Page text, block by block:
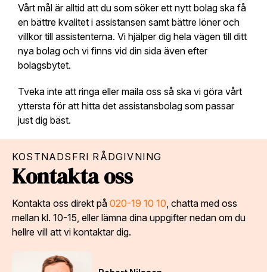
Vårt mål är alltid att du som söker ett nytt bolag ska få
en bättre kvalitet i assistansen samt bättre löner och
villkor till assistenterna. Vi hjälper dig hela vägen till ditt
nya bolag och vi finns vid din sida även efter
bolagsbytet.
Tveka inte att ringa eller maila oss så ska vi göra vårt
yttersta för att hitta det assistansbolag som passar
just dig bäst.
KOSTNADSFRI RÅDGIVNING
Kontakta oss
Kontakta oss direkt på 020-19 10 10 , chatta med oss
mellan kl. 10-15, eller lämna dina uppgifter nedan om du
hellre vill att vi kontaktar dig.